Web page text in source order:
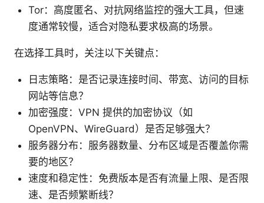
Tor：高度匿名、对抗网络监控的强大工具，但速
度通常较慢，适合对隐私要求极高的场景。
在选择工具时，关注以下关键点：
日志策略：是否记录连接时间、带宽、访问的目标
网站等信息？
加密强度：VPN 提供的加密协议（如
OpenVPN、WireGuard）是否足够强大？
服务器分布：服务器数量、分布区域是否覆盖你需
要的地区？
速度和稳定性：免费版本是否有流量上限、是否限
速、是否频繁断线？